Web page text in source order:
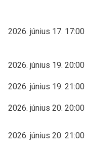
2026. június 17. 17:00
2026. június 19. 20:00
2026. június 19. 21:00
2026. június 20. 20:00
2026. június 20. 21:00